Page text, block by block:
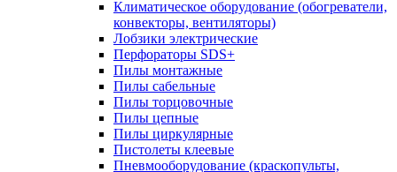
Климатическое оборудование (обогреватели,
конвекторы, вентиляторы)
Лобзики электрические
Перфораторы SDS+
Пилы монтажные
Пилы сабельные
Пилы торцовочные
Пилы цепные
Пилы циркулярные
Пистолеты клеевые
Пневмооборудование (краскопульты,